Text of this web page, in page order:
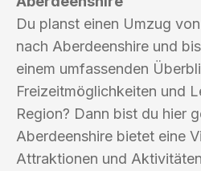
Du planst einen Umzug
nach Aberdeenshire und
einem umfassenden
Freizeitmöglichkeiten und
Region? Dann bist du hier
Aberdeenshire bietet eine
Attraktionen und